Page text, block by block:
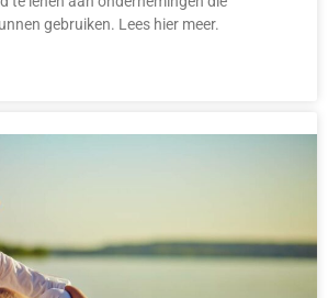
gebruiken. Lees hier meer.